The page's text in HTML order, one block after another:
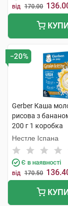
від 170.00
−20%
Gerber Каша
рисова з
200 г 1 коробка
Нестле Іспана
Є в наявності
від 170.50